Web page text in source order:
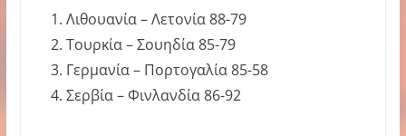
Λιθουανία – Λετονία 88-79
Τουρκία – Σουηδία 85-79
Γερμανία – Πορτογαλία 85-58
Σερβία – Φινλανδία 86-92